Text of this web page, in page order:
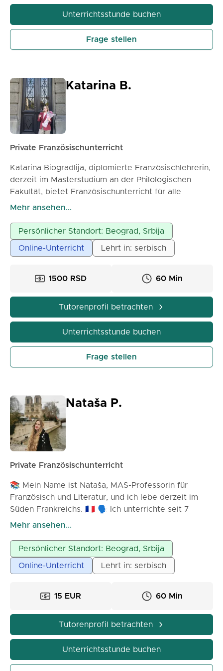
Unterrichtsstunde buchen
Frage stellen
Katarina B.
Private Französischunterricht
Katarina Biogradlija, diplomierte Französischlehrerin,
derzeit im Masterstudium an der Philologischen
Fakultät, bietet Französischunterricht für alle
Altersgruppen an. Der Unterricht ist auf Ihre
umfangreiche Erfahrung in der Arbeit mit
verschiedenen Altersgruppen. Neben ihrem
Grundstudium besitzt sie auch das Diplom C1 Delf.
Mehr ansehen...
Persönlicher Standort: Beograd, Srbija
Online-Unterricht Lehrt in: serbisch
1500 RSD 60 Min
Tutorenprofil betrachten
Unterrichtsstunde buchen
Frage stellen
Nataša P.
Private Französischunterricht
📚 Mein Name ist Nataša, MAS-Professorin für
Französisch und Literatur, und ich lebe derzeit im
Süden Frankreichs. 🇫🇷 🗣️ Ich unterrichte seit 7
Jahren, habe an Sommersprachcamps und
Schüler auf DELF- und DALF-Prüfungen vor und
unterstütze sie beim Studium in einem frankophonen
Umfeld. 🎓 🌍 Darüber hinaus war ich als
Übersetzerin im Außenministerium, für
💼 Ob Sie sich auf DELF vorbereiten, auf eine
französischsprachige Arbeitsstelle, ein
weiterführendes Studium, einen Wettbewerb oder
einfach nur Französisch mit einem Schluck Kaffee,
Geschichte und Kultur richtig lernen möchten, ich bin
Mehr ansehen...
Persönlicher Standort: Beograd, Srbija
Online-Unterricht Lehrt in: serbisch
15 EUR 60 Min
Tutorenprofil betrachten
Unterrichtsstunde buchen